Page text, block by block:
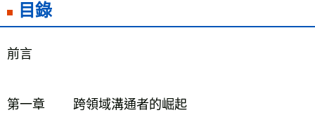
目錄
前言
第一章        跨領域溝通者的崛起